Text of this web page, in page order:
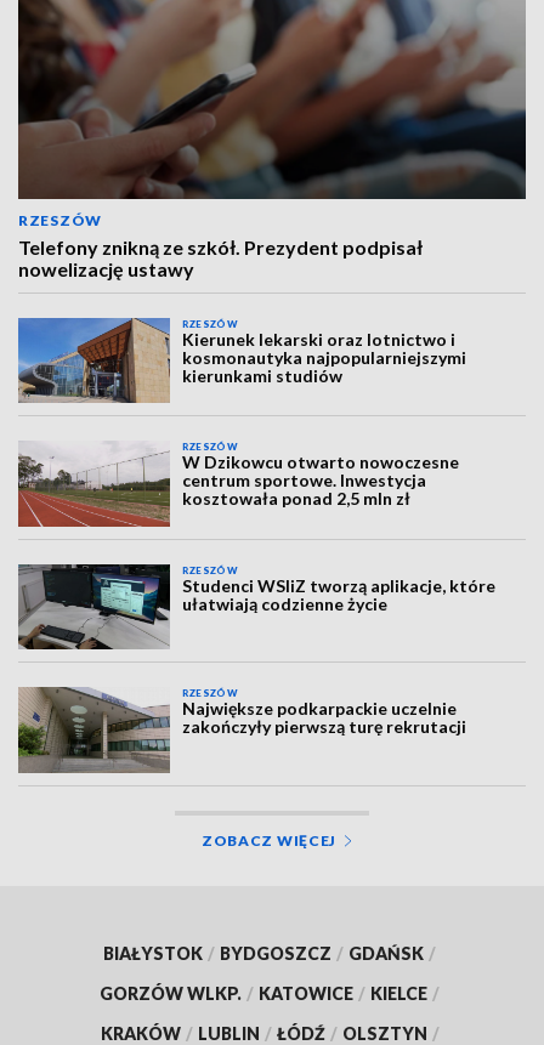
RZESZÓW
Telefony znikną ze szkół. Prezydent podpisał
nowelizację ustawy
RZESZÓW
Kierunek lekarski oraz lotnictwo i
kosmonautyka najpopularniejszymi
kierunkami studiów
RZESZÓW
W Dzikowcu otwarto nowoczesne
centrum sportowe. Inwestycja
kosztowała ponad 2,5 mln zł
RZESZÓW
Studenci WSIiZ tworzą aplikacje, które
ułatwiają codzienne życie
RZESZÓW
Największe podkarpackie uczelnie
zakończyły pierwszą turę rekrutacji
ZOBACZ WIĘCEJ
BIAŁYSTOK / BYDGOSZCZ / GDAŃSK /
GORZÓW WLKP. / KATOWICE / KIELCE /
KRAKÓW / LUBLIN / ŁÓDŹ / OLSZTYN /